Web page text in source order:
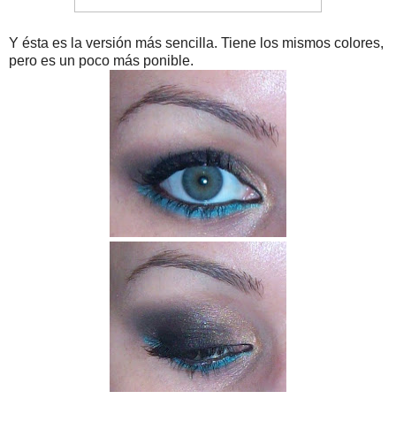
Y ésta es la versión más sencilla. Tiene los mismos colores,
pero es un poco más ponible.